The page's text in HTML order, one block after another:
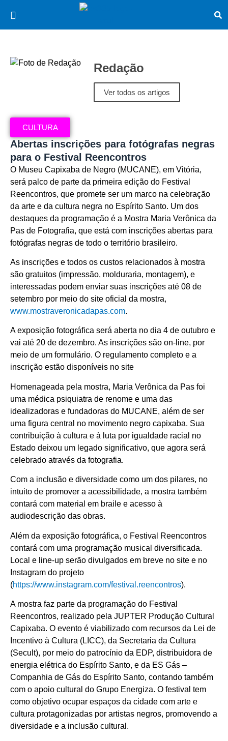
Redação
Ver todos os artigos
CULTURA
Abertas inscrições para fotógrafas negras
para o Festival Reencontros
O Museu Capixaba de Negro (MUCANE), em Vitória,
será palco de parte da primeira edição do Festival
Reencontros, que promete ser um marco na celebração
da arte e da cultura negra no Espírito Santo. Um dos
destaques da programação é a Mostra Maria Verônica da
Pas de Fotografia, que está com inscrições abertas para
fotógrafas negras de todo o território brasileiro.
As inscrições e todos os custos relacionados à mostra
são gratuitos (impressão, molduraria, montagem), e
interessadas podem enviar suas inscrições até 08 de
setembro por meio do site oficial da mostra,
www.mostraveronicadapas.com.
A exposição fotográfica será aberta no dia 4 de outubro e
vai até 20 de dezembro. As inscrições são on-line, por
meio de um formulário. O regulamento completo e a
inscrição estão disponíveis no site
Homenageada pela mostra, Maria Verônica da Pas foi
uma médica psiquiatra de renome e uma das
idealizadoras e fundadoras do MUCANE, além de ser
uma figura central no movimento negro capixaba. Sua
contribuição à cultura e à luta por igualdade racial no
Estado deixou um legado significativo, que agora será
celebrado através da fotografia.
Com a inclusão e diversidade como um dos pilares, no
intuito de promover a acessibilidade, a mostra também
contará com material em braile e acesso à
audiodescrição das obras.
Além da exposição fotográfica, o Festival Reencontros
contará com uma programação musical diversificada.
Local e line-up serão divulgados em breve no site e no
Instagram do projeto
(https://www.instagram.com/festival.reencontros).
A mostra faz parte da programação do Festival
Reencontros, realizado pela JUPTER Produção Cultural
Capixaba. O evento é viabilizado com recursos da Lei de
Incentivo à Cultura (LICC), da Secretaria da Cultura
(Secult), por meio do patrocínio da EDP, distribuidora de
energia elétrica do Espírito Santo, e da ES Gás –
Companhia de Gás do Espírito Santo, contando também
com o apoio cultural do Grupo Energiza. O festival tem
como objetivo ocupar espaços da cidade com arte e
cultura protagonizadas por artistas negros, promovendo a
diversidade e a inclusão cultural.